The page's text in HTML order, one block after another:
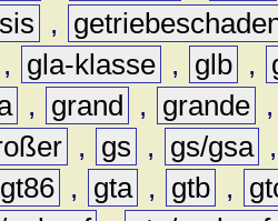
,
, gla-klasse , glb ,
, grand , grande
, gs , gs/gsa
gt86 , gta , gtb ,